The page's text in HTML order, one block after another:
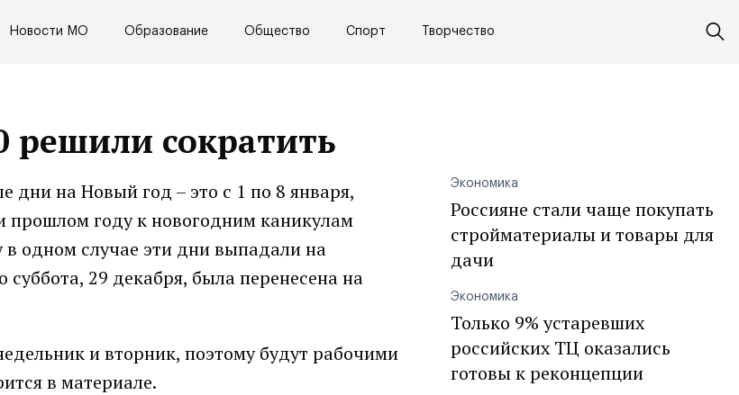
Новости МО Образование Общество Спорт Творчество
решили сократить
дни на Новый год – это с 1 по 8 января,
прошлом году к новогодним каникулам
в одном случае эти дни выпадали на
29 декабря, была перенесена на
и вторник, поэтому будут рабочими
в материале.
Экономика
Россияне стали чаще покупать
стройматериалы и товары для
дачи
Экономика
Только 9% устаревших
российских ТЦ оказались
готовы к реконцепции